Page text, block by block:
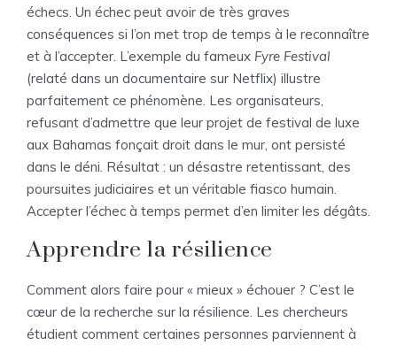
échecs. Un échec peut avoir de très graves
conséquences si l’on met trop de temps à le reconnaître
et à l’accepter. L’exemple du fameux Fyre Festival
(relaté dans un documentaire sur Netflix) illustre
parfaitement ce phénomène. Les organisateurs,
refusant d’admettre que leur projet de festival de luxe
aux Bahamas fonçait droit dans le mur, ont persisté
dans le déni. Résultat : un désastre retentissant, des
poursuites judiciaires et un véritable fiasco humain.
Accepter l’échec à temps permet d’en limiter les dégâts.
Apprendre la résilience
Comment alors faire pour « mieux » échouer ? C’est le
cœur de la recherche sur la résilience. Les chercheurs
étudient comment certaines personnes parviennent à